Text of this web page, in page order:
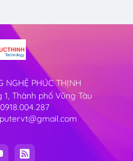
NGHỆ PHÚC THỊNH
Thành phố Vũng Tàu